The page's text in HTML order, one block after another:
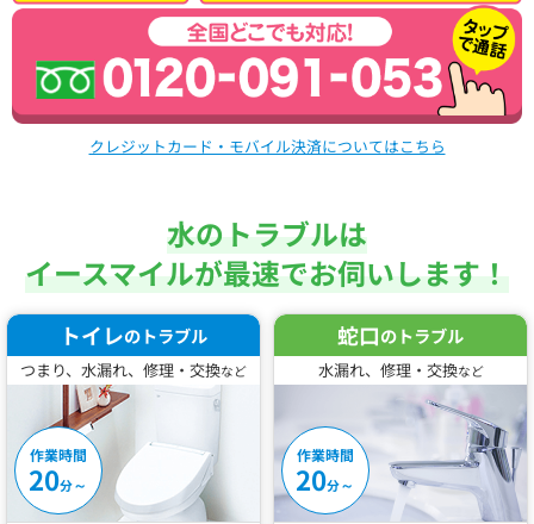
クレジットカード・モバイル決済についてはこちら
水のトラブルは
イースマイルが最速でお伺いします！
トイレのトラブル
つまり、水漏れ、修理・交換など
作業時間
20分～
蛇口のトラブル
水漏れ、修理・交換など
作業時間
20分～